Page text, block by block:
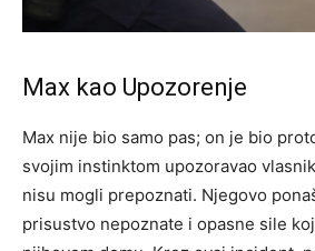
Max kao Upozorenje
Max nije bio samo pas; on je bio
svojim instinktom upozoravao
nisu mogli prepoznati. Njegovo
prisustvo nepoznate i opasne sile